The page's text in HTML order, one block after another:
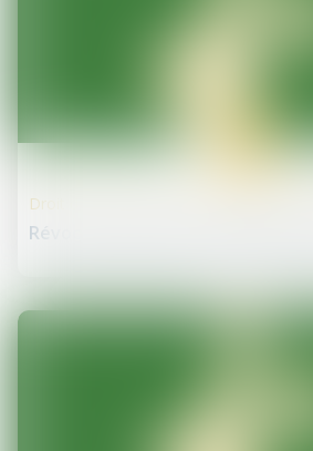
Révocation abusive d'un gérant
Droit des sociétés commerciales et